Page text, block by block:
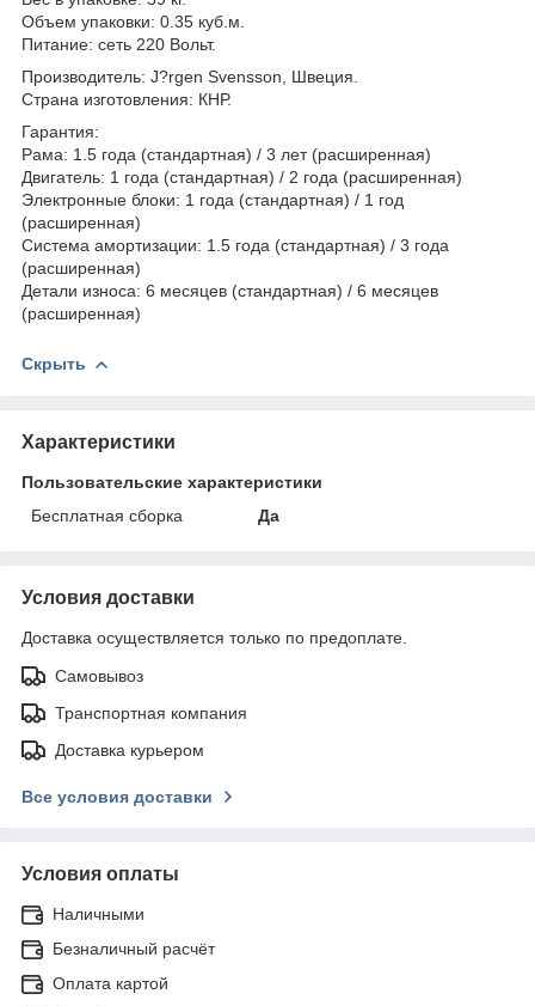
Объем упаковки: 0.35 куб.м.
Питание: сеть 220 Вольт.
Производитель: J?rgen Svensson, Швеция.
Страна изготовления: КНР.
Гарантия:
Рама: 1.5 года (стандартная) / 3 лет (расширенная)
Двигатель: 1 года (стандартная) / 2 года (расширенная)
Электронные блоки: 1 года (стандартная) / 1 год
(расширенная)
Система амортизации: 1.5 года (стандартная) / 3 года
(расширенная)
Детали износа: 6 месяцев (стандартная) / 6 месяцев
(расширенная)
Скрыть
Характеристики
Пользовательские характеристики
Бесплатная сборка
Да
Условия доставки
Доставка осуществляется только по предоплате.
Самовывоз
Транспортная компания
Доставка курьером
Все условия доставки
Условия оплаты
Наличными
Безналичный расчёт
Оплата картой